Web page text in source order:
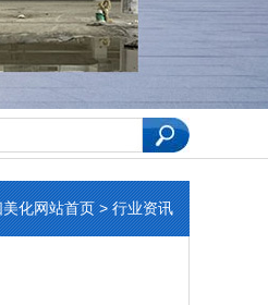
美化网站首页 > 行业资讯